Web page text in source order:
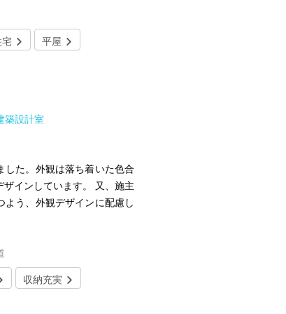
平屋
築設計室
た。外観は落ち着いた色合
インしています。 又、施主
う、外観デザインに配慮し
収納充実